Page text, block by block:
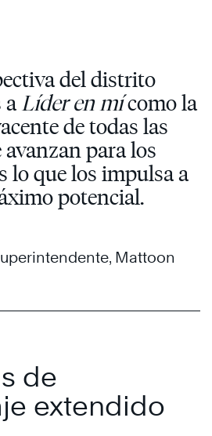
del distrito
a Líder en mícomo la
de todas las
para los
lo que los impulsa a
potencial.
Mattoon
de
extendido